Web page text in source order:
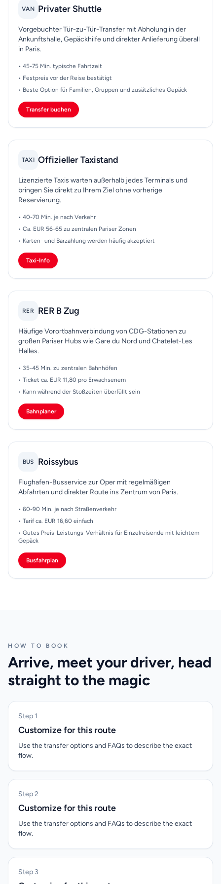
VAN Privater Shuttle
Vorgebuchter Tür-zu-Tür-Transfer mit Abholung in der
Ankunftshalle, Gepäckhilfe und direkter Anlieferung überall
in Paris.
• 45-75 Min. typische Fahrtzeit
• Festpreis vor der Reise bestätigt
• Beste Option für Familien, Gruppen und zusätzliches Gepäck
Transfer buchen
TAXI Offizieller Taxistand
Lizenzierte Taxis warten außerhalb jedes Terminals und
bringen Sie direkt zu Ihrem Ziel ohne vorherige
Reservierung.
• 40-70 Min. je nach Verkehr
• Ca. EUR 56-65 zu zentralen Pariser Zonen
• Karten- und Barzahlung werden häufig akzeptiert
Taxi-Info
RER RER B Zug
Häufige Vorortbahnverbindung von CDG-Stationen zu
großen Pariser Hubs wie Gare du Nord und Chatelet-Les
Halles.
• 35-45 Min. zu zentralen Bahnhöfen
• Ticket ca. EUR 11,80 pro Erwachsenem
• Kann während der Stoßzeiten überfüllt sein
Bahnplaner
BUS Roissybus
Flughafen-Busservice zur Oper mit regelmäßigen
Abfahrten und direkter Route ins Zentrum von Paris.
• 60-90 Min. je nach Straßenverkehr
• Tarif ca. EUR 16,60 einfach
• Gutes Preis-Leistungs-Verhältnis für Einzelreisende mit leichtem
Gepäck
Busfahrplan
HOW TO BOOK
Arrive, meet your driver, head
straight to the magic
Step 1
Customize for this route
Use the transfer options and FAQs to describe the exact
flow.
Step 2
Customize for this route
Use the transfer options and FAQs to describe the exact
flow.
Step 3